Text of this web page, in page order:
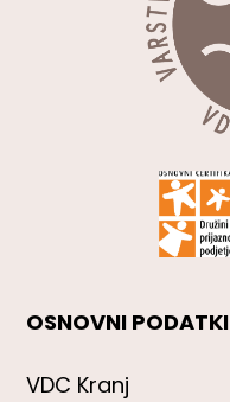
OSNOVNI PODATKI
VDC Kranj